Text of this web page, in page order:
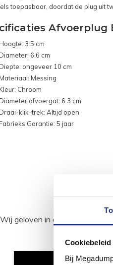
Bij
toepasbaar, doordat de plug uit
Afvoerplug
3.5 cm
6.6 cm
ongeveer 10 cm
Messing
Chroom
afvoergat: 6.3 cm
klik-trek: Altijd open
Garantie: 5 jaar
Wij geloven in de kracht van